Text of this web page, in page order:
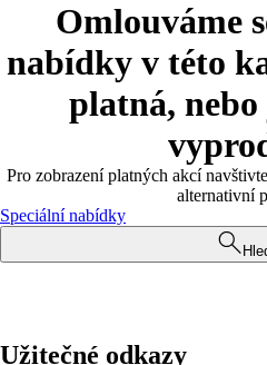
Omlouváme
nabídky v této
platná,
Pro zobrazení platných akcí
alternativní
Speciální nabídky
Užitečné odkazy